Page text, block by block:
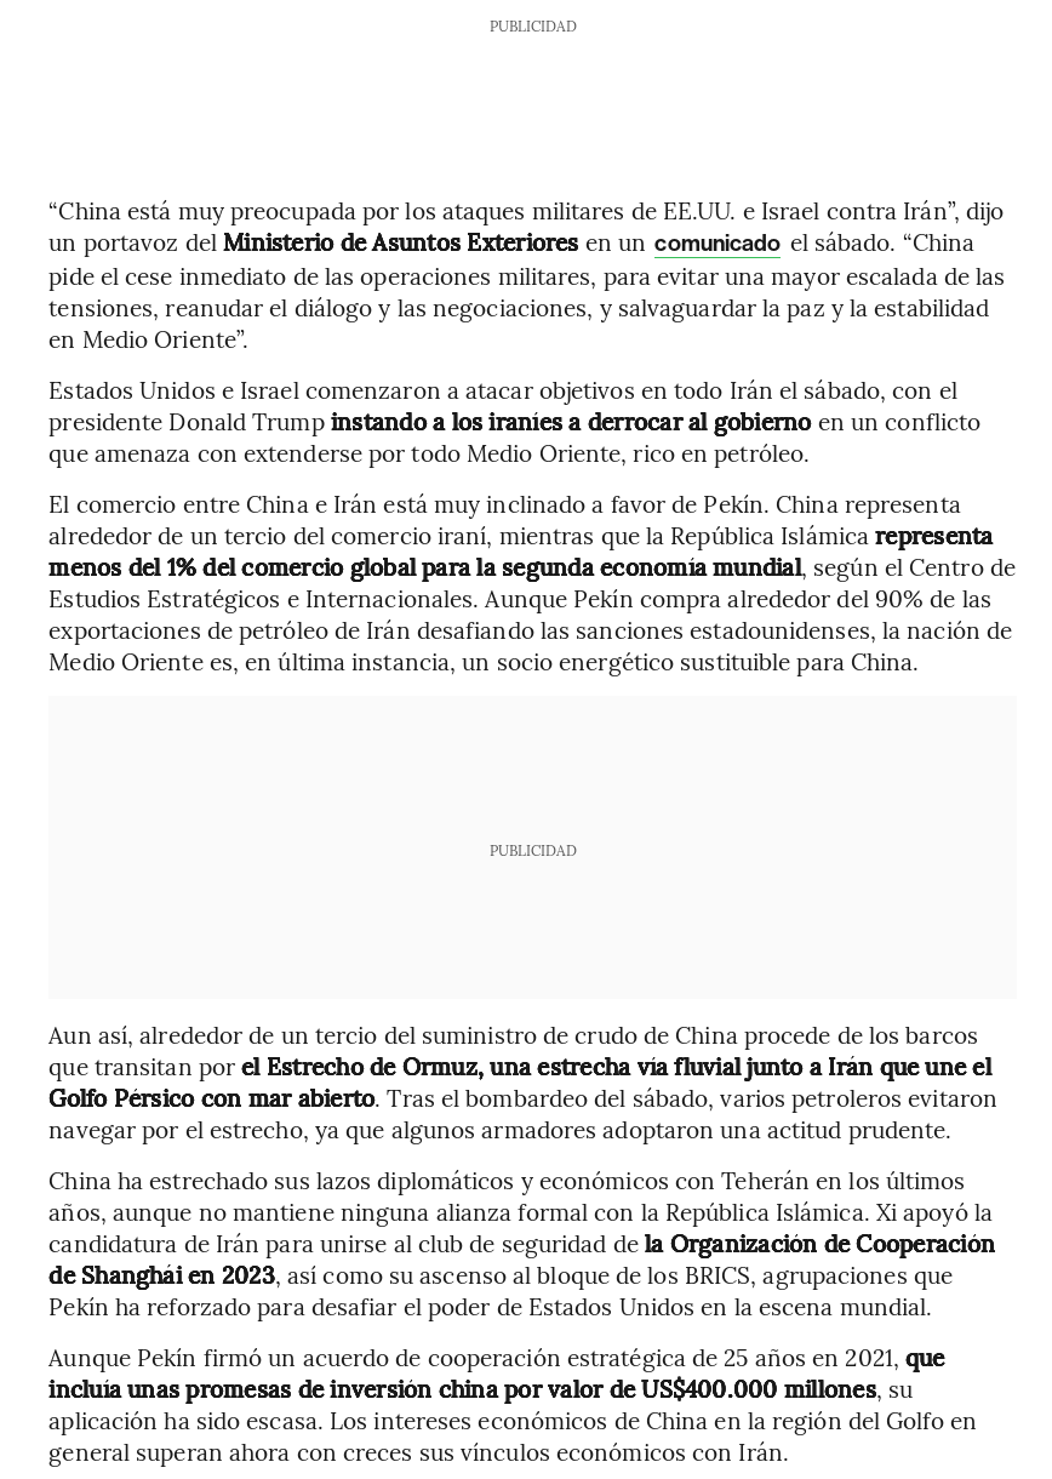
PUBLICIDAD
“China está muy preocupada por los ataques militares de EE.UU. e Israel contra Irán”, dijo
un portavoz del Ministerio de Asuntos Exteriores en un comunicado el sábado. “China
pide el cese inmediato de las operaciones militares, para evitar una mayor escalada de las
tensiones, reanudar el diálogo y las negociaciones, y salvaguardar la paz y la estabilidad
en Medio Oriente”.
Estados Unidos e Israel comenzaron a atacar objetivos en todo Irán el sábado, con el
presidente Donald Trumpinstando a los iraníes a derrocar al gobiernoen un conflicto
que amenaza con extenderse por todo Medio Oriente, rico en petróleo.
El comercio entre China e Irán está muy inclinado a favor de Pekín. China representa
alrededor de un tercio del comercio iraní, mientras que la República Islámicarepresenta
menos del 1% del comercio global para la segunda economía mundial, según el Centro de
Estudios Estratégicos e Internacionales. Aunque Pekín compra alrededor del 90% de las
exportaciones de petróleo de Irán desafiando las sanciones estadounidenses, la nación de
Medio Oriente es, en última instancia, un socio energético sustituible para China.
PUBLICIDAD
Aun así, alrededor de un tercio del suministro de crudo de China procede de los barcos
que transitan porel Estrecho de Ormuz, una estrecha vía fluvial junto a Irán que une el
Golfo Pérsico con mar abierto. Tras el bombardeo del sábado, varios petroleros evitaron
navegar por el estrecho, ya que algunos armadores adoptaron una actitud prudente.
China ha estrechado sus lazos diplomáticos y económicos con Teherán en los últimos
años, aunque no mantiene ninguna alianza formal con la República Islámica. Xi apoyó la
candidatura de Irán para unirse al club de seguridad dela Organización de Cooperación
de Shanghái en 2023, así como su ascenso al bloque de los BRICS, agrupaciones que
Pekín ha reforzado para desafiar el poder de Estados Unidos en la escena mundial.
Aunque Pekín firmó un acuerdo de cooperación estratégica de 25 años en 2021,que
incluía unas promesas de inversión china por valor de US$400.000 millones, su
aplicación ha sido escasa. Los intereses económicos de China en la región del Golfo en
general superan ahora con creces sus vínculos económicos con Irán.